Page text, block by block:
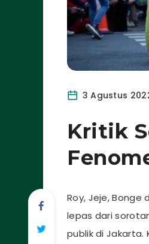
3 Agustus
Kritik
Roy, Jeje, Bonge
lepas dari
publik di Jakarta.